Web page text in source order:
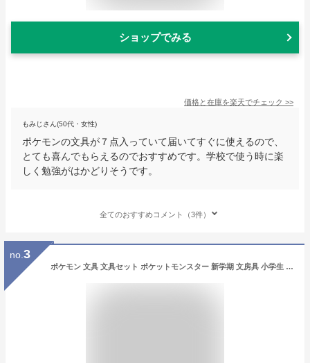
ショップでみる
価格と在庫を楽天でチェック >>
もみじさん(50代・女性)
ポケモンの文具が７点入っていて届いてすぐに使えるので、
とても喜んでもらえるのでおすすめです。学校で使う時に楽
しく勉強がはかどりそうです。
全てのおすすめコメント（3件）
no. 3
ポケモン 文具 文具セット ポケットモンスター 新学期 文房具 小学生 男の子 男子 幼稚園 誕生日 プレゼント 自由帳 下敷き 鉛筆 2B 消しゴム 定規 子供会 学童 自治会 お楽しみ会 お誕生日会 クリスマス会 発表会 ラジオ体操 卒園 記念品 景品 ビンゴ ぽけもん 子供 入学